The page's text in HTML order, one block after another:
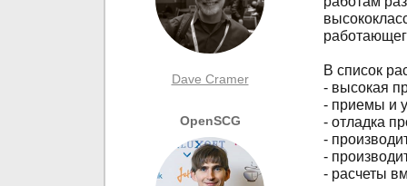
Dave Cramer
OpenSCG
В список
- высокая
- приемы и
- отладка
-
-
- расчеты